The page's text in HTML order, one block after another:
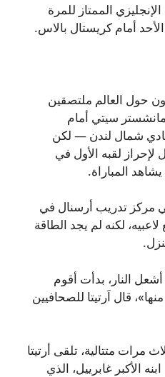
الممتاز للمرة
حول العالم ملتصقين
سيتي أمام
شمال لندن — لكن
لإحراز لقبه الأول في
مركز تدريب أرسنال في
لكنه لم يجد الطاقة
النار، بدأت أقوم
قال اَرتيتا للصحافيين
مرات متتالية، تلقى أرتيتا
الأكبر غابرييل، الذي